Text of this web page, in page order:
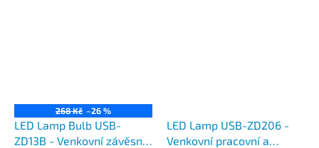
268 Kč –26 %
LED Lamp Bulb USB-
ZD13B - Venkovní závěsné
LED Lamp USB-ZD206 -
Venkovní pracovní a